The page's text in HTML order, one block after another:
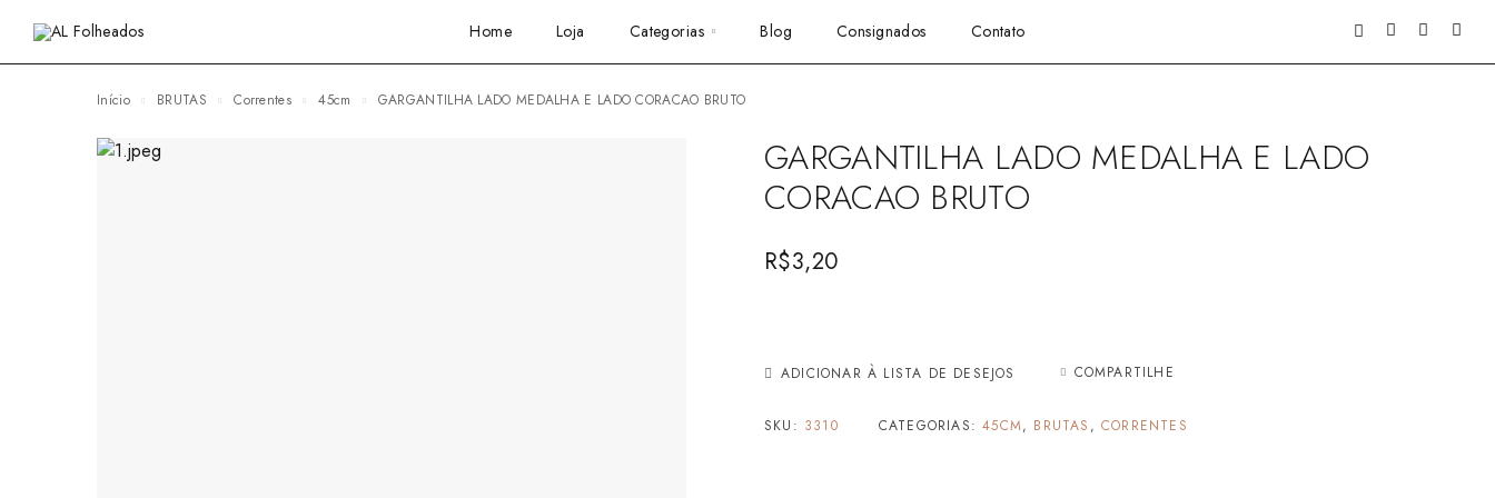
Home Loja Categorias Blog Consignados Contato
Início BRUTAS Correntes 45cm GARGANTILHA LADO MEDALHA E LADO CORACAO BRUTO
GARGANTILHA LADO MEDALHA E LADO
CORACAO BRUTO
R$3,20
ADICIONAR À LISTA DE DESEJOS COMPARTILHE
SKU: 3310 CATEGORIAS:45CM, BRUTAS ,CORRENTES